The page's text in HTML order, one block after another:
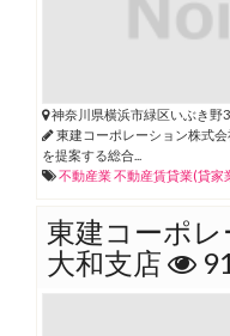
神奈川県横浜市緑区いぶき
東建コーポレーション株式
を提案する総合...
不動産業不動産賃貸業(貸家
東建コーポ
大和支店